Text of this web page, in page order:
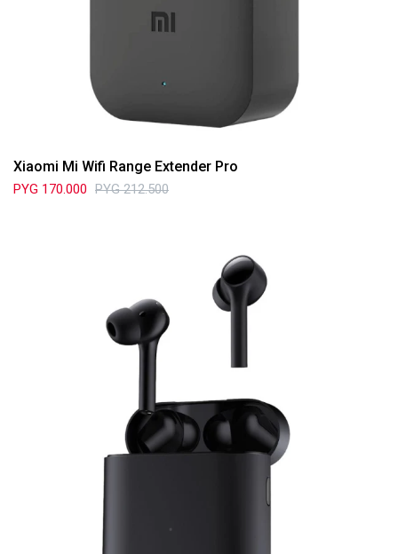
Xiaomi Mi Wifi Range Extender Pro
PYG 170.000 PYG 212.500